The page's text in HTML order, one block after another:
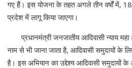
गए हैं। इस योजना के तहत अगले तीन वर्षों में,
प्रदेश में लागू किया जाएगा।
प्रधानमंत्री जनजातीय आदिवासी न्याय
नाम से भी जाना जाता है, आदिवासी समुदायों के
है। इस अभियान का उद्देश्य आदिवासी समुदायों के